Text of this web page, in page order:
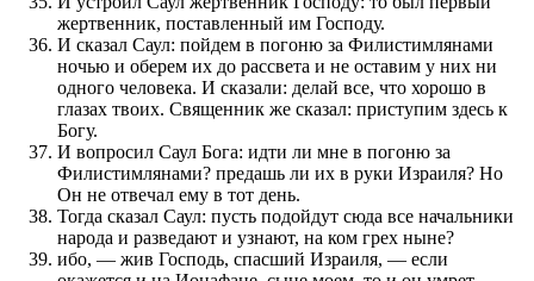
жертвенник, поставленный им Господу.
И сказал Саул: пойдем в погоню за Филистимлянами
ночью и оберем их до рассвета и не оставим у них ни
одного человека. И сказали: делай все, что хорошо в
глазах твоих. Священник же сказал: приступим здесь к
Богу.
И вопросил Саул Бога: идти ли мне в погоню за
Филистимлянами? предашь ли их в руки Израиля? Но
Он не отвечал ему в тот день.
Тогда сказал Саул: пусть подойдут сюда все начальники
народа и разведают и узнают, на ком грех ныне?
ибо, — жив Господь, спасший Израиля, — если